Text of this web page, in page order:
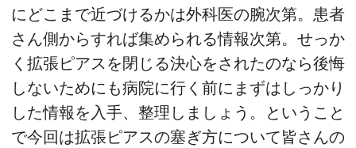
にどこまで近づけるかは外科医の腕次第。患者
さん側からすれば集められる情報次第。せっか
く拡張ピアスを閉じる決心をされたのなら後悔
しないためにも病院に行く前にまずはしっかり
した情報を入手、整理しましょう。ということ
で今回は拡張ピアスの塞ぎ方について皆さんの